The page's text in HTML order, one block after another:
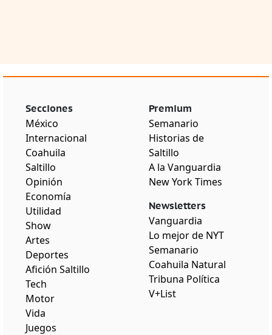
Secciones
México
Internacional
Coahuila
Saltillo
Opinión
Economía
Utilidad
Show
Artes
Deportes
Afición Saltillo
Tech
Motor
Vida
Juegos
Premium
Semanario
Historias de
Saltillo
A la Vanguardia
New York Times
Newsletters
Vanguardia
Lo mejor de NYT
Semanario
Coahuila Natural
Tribuna Política
V+List